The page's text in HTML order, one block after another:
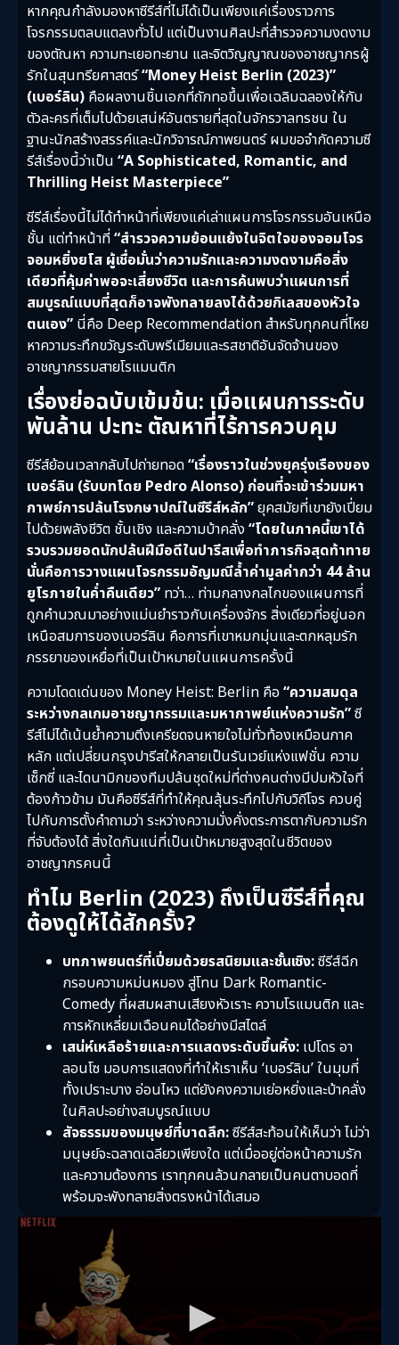
หากคุณกำลังมองหาซีรีส์ที่ไม่ได้เป็นเพียงแค่เรื่องราวการ
โจรกรรมตลบแตลงทั่วไป แต่เป็นงานศิลปะที่สำรวจความงดงาม
ของตัณหา ความทะเยอทะยาน และจิตวิญญาณของอาชญากรผู้
รักในสุนทรียศาสตร์“Money Heist Berlin (2023)”
(เบอร์ลิน) คือผลงานชิ้นเอกที่ถักทอขึ้นเพื่อเฉลิมฉลองให้กับ
ตัวละครที่เต็มไปด้วยเสน่ห์อันตรายที่สุดในจักรวาลทรชน ใน
ฐานะนักสร้างสรรค์และนักวิจารณ์ภาพยนตร์ ผมขอจำกัดความซี
รีส์เรื่องนี้ว่าเป็น “A Sophisticated, Romantic, and
Thrilling Heist Masterpiece”
ซีรีส์เรื่องนี้ไม่ได้ทำหน้าที่เพียงแค่เล่าแผนการโจรกรรมอันเหนือ
ชั้น แต่ทำหน้าที่“สำรวจความย้อนแย้งในจิตใจของจอมโจร
จอมหยิ่งยโส ผู้เชื่อมั่นว่าความรักและความงดงามคือสิ่ง
เดียวที่คุ้มค่าพอจะเสี่ยงชีวิต และการค้นพบว่าแผนการที่
สมบูรณ์แบบที่สุดก็อาจพังทลายลงได้ด้วยกิเลสของหัวใจ
ตนเอง” นี่คือ Deep Recommendation สำหรับทุกคนที่โหย
หาความระทึกขวัญระดับพรีเมียมและรสชาติอันจัดจ้านของ
อาชญากรรมสายโรแมนติก
เรื่องย่อฉบับเข้มข้น: เมื่อแผนการระดับ
พันล้าน ปะทะ ตัณหาที่ไร้การควบคุม
ซีรีส์ย้อนเวลากลับไปถ่ายทอด“เรื่องราวในช่วงยุครุ่งเรืองของ
เบอร์ลิน (รับบทโดย Pedro Alonso) ก่อนที่จะเข้าร่วมมหา
กาพย์การปล้นโรงกษาปณ์ในซีรีส์หลัก”ยุคสมัยที่เขายังเปี่ยม
ไปด้วยพลังชีวิต ชั้นเชิง และความบ้าคลั่ง “โดยในภาคนี้เขาได้
รวบรวมยอดนักปล้นฝีมือดีในปารีสเพื่อทำภารกิจสุดท้าทาย
นั่นคือการวางแผนโจรกรรมอัญมณีล้ำค่ามูลค่ากว่า 44 ล้าน
ยูโรภายในค่ำคืนเดียว” ทว่า… ท่ามกลางกลไกของแผนการที่
ถูกคำนวณมาอย่างแม่นยำราวกับเครื่องจักร สิ่งเดียวที่อยู่นอก
เหนือสมการของเบอร์ลิน คือการที่เขาหมกมุ่นและตกหลุมรัก
ภรรยาของเหยื่อที่เป็นเป้าหมายในแผนการครั้งนี้
ความโดดเด่นของ Money Heist: Berlin คือ “ความสมดุล
ระหว่างกลเกมอาชญากรรมและมหากาพย์แห่งความรัก”ซี
รีส์ไม่ได้เน้นย้ำความตึงเครียดจนหายใจไม่ทั่วท้องเหมือนภาค
หลัก แต่เปลี่ยนกรุงปารีสให้กลายเป็นรันเวย์แห่งแฟชั่น ความ
เซ็กซี่ และไดนามิกของทีมปล้นชุดใหม่ที่ต่างคนต่างมีปมหัวใจที่
ต้องก้าวข้าม มันคือซีรีส์ที่ทำให้คุณลุ้นระทึกไปกับวิถีโจร ควบคู่
ไปกับการตั้งคำถามว่า ระหว่างความมั่งคั่งตระการตากับความรัก
ที่จับต้องได้ สิ่งใดกันแน่ที่เป็นเป้าหมายสูงสุดในชีวิตของ
อาชญากรคนนี้
ทำไม Berlin (2023) ถึงเป็นซีรีส์ที่คุณ
ต้องดูให้ได้สักครั้ง?
บทภาพยนตร์ที่เปี่ยมด้วยรสนิยมและชั้นเชิง:ซีรีส์ฉีก
กรอบความหม่นหมอง สู่โทน Dark Romantic-
Comedy ที่ผสมผสานเสียงหัวเราะ ความโรแมนติก และ
การหักเหลี่ยมเฉือนคมได้อย่างมีสไตล์
เสน่ห์เหลือร้ายและการแสดงระดับขึ้นหิ้ง: เปโดร อา
ลอนโซ มอบการแสดงที่ทำให้เราเห็น ‘เบอร์ลิน’ ในมุมที่
ทั้งเปราะบาง อ่อนไหว แต่ยังคงความเย่อหยิ่งและบ้าคลั่ง
ในศิลปะอย่างสมบูรณ์แบบ
สัจธรรมของมนุษย์ที่บาดลึก:ซีรีส์สะท้อนให้เห็นว่า ไม่ว่า
มนุษย์จะฉลาดเฉลียวเพียงใด แต่เมื่ออยู่ต่อหน้าความรัก
และความต้องการ เราทุกคนล้วนกลายเป็นคนตาบอดที่
พร้อมจะพังทลายสิ่งตรงหน้าได้เสมอ